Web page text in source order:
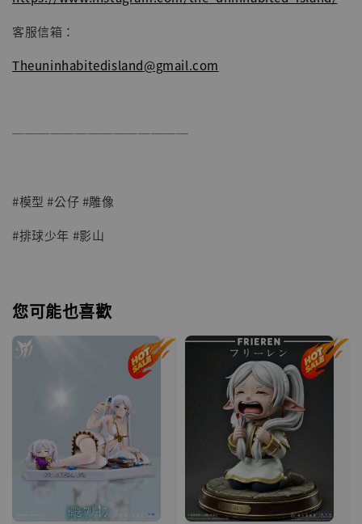
客服信箱：
Theuninhabitedisland@gmail.com
──────────────
#模型 #公仔 #雕像
#排球少年 #影山
您可能也喜歡